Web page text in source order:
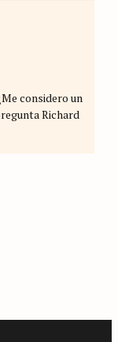
considero un
Richard